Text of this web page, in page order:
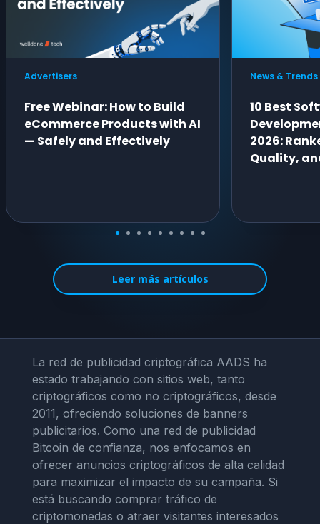
Advertisers
Free Webinar: How to Build
eCommerce Products with AI
— Safely and Effectively
News & Trends
10 Best
2026:
Quality,
Leer más artículos
La red de publicidad criptográfica AADS ha
estado trabajando con sitios web, tanto
criptográficos como no criptográficos, desde
2011, ofreciendo soluciones de banners
publicitarios. Como una red de publicidad
Bitcoin de confianza, nos enfocamos en
ofrecer anuncios criptográficos de alta calidad
para maximizar el impacto de su campaña. Si
está buscando comprar tráfico de
criptomonedas o atraer visitantes interesados